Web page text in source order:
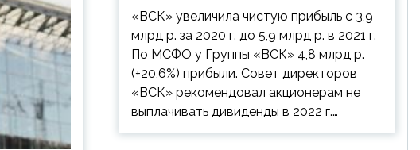
дивиденды рекомендовано не
выплачивать
«ВСК» увеличила чистую прибыль с 3,9
млрд р. за 2020 г. до 5,9 млрд р. в 2021 г.
По МСФО у Группы «ВСК» 4,8 млрд р.
(+20,6%) прибыли. Совет директоров
«ВСК» рекомендовал акционерам не
выплачивать дивиденды в 2022 г.…